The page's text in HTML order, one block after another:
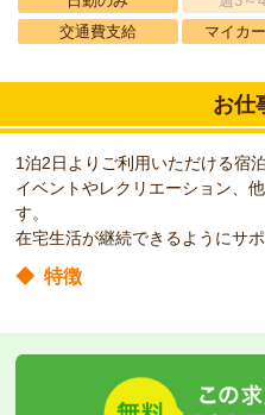
交通費支給
マイカ
お仕
1泊2日よりご利用いただける宿
イベントやレクリエーション、
す。
在宅生活が継続できるようにサ
◆ 特徴
2階建てでショートステイとデ